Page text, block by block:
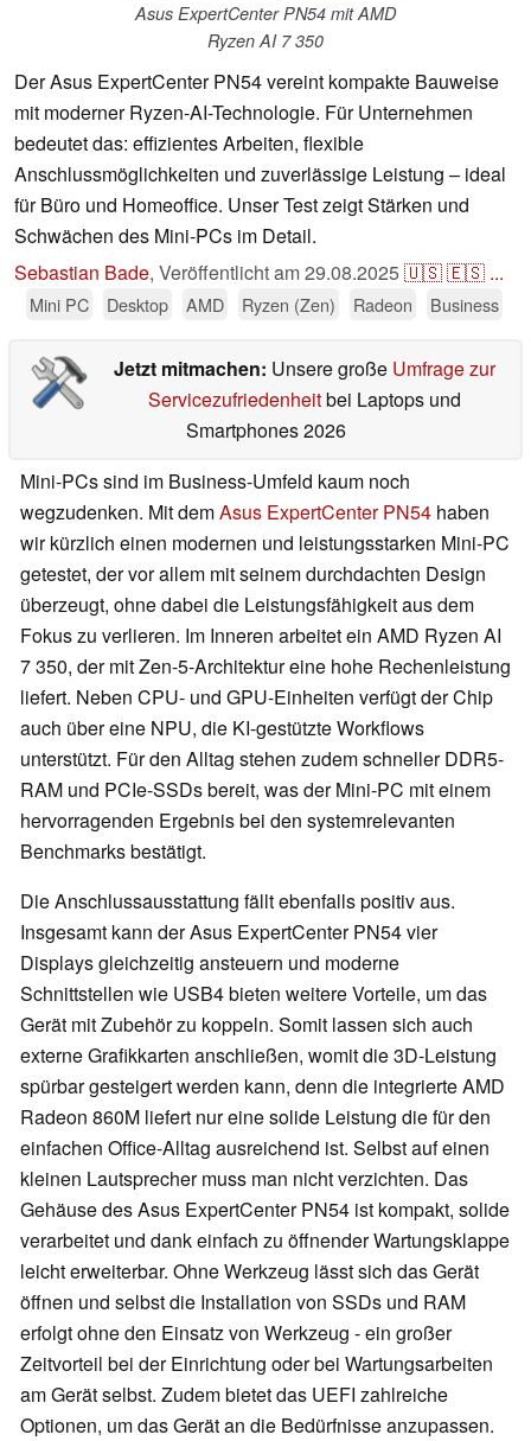
Asus ExpertCenter PN54 mit AMD
Ryzen AI 7 350
Der Asus ExpertCenter PN54 vereint kompakte Bauweise
mit moderner Ryzen-AI-Technologie. Für Unternehmen
bedeutet das: effizientes Arbeiten, flexible
Anschlussmöglichkeiten und zuverlässige Leistung – ideal
für Büro und Homeoffice. Unser Test zeigt Stärken und
Schwächen des Mini‑PCs im Detail.
Sebastian Bade, Veröffentlicht am29.08.2025🇺🇸🇪🇸 ...
Mini PC Desktop AMD Ryzen (Zen) Radeon Business
Jetzt mitmachen: Unsere große Umfrage zur
Servicezufriedenheitbei Laptops und
Smartphones 2026
Mini-PCs sind im Business-Umfeld kaum noch
wegzudenken. Mit demAsus ExpertCenter PN54 haben
wir kürzlich einen modernen und leistungsstarken Mini-PC
getestet, der vor allem mit seinem durchdachten Design
überzeugt, ohne dabei die Leistungsfähigkeit aus dem
Fokus zu verlieren. Im Inneren arbeitet ein AMD Ryzen AI
7 350, der mit Zen-5-Architektur eine hohe Rechenleistung
liefert. Neben CPU- und GPU-Einheiten verfügt der Chip
auch über eine NPU, die KI-gestützte Workflows
unterstützt. Für den Alltag stehen zudem schneller DDR5-
RAM und PCIe-SSDs bereit, was der Mini-PC mit einem
hervorragenden Ergebnis bei den systemrelevanten
Benchmarks bestätigt.
Die Anschlussausstattung fällt ebenfalls positiv aus.
Insgesamt kann der Asus ExpertCenter PN54 vier
Displays gleichzeitig ansteuern und moderne
Schnittstellen wie USB4 bieten weitere Vorteile, um das
Gerät mit Zubehör zu koppeln. Somit lassen sich auch
externe Grafikkarten anschließen, womit die 3D-Leistung
spürbar gesteigert werden kann, denn die integrierte AMD
Radeon 860M liefert nur eine solide Leistung die für den
einfachen Office-Alltag ausreichend ist. Selbst auf einen
kleinen Lautsprecher muss man nicht verzichten. Das
Gehäuse des Asus ExpertCenter PN54 ist kompakt, solide
verarbeitet und dank einfach zu öffnender Wartungsklappe
leicht erweiterbar. Ohne Werkzeug lässt sich das Gerät
öffnen und selbst die Installation von SSDs und RAM
erfolgt ohne den Einsatz von Werkzeug - ein großer
Zeitvorteil bei der Einrichtung oder bei Wartungsarbeiten
am Gerät selbst. Zudem bietet das UEFI zahlreiche
Optionen, um das Gerät an die Bedürfnisse anzupassen.